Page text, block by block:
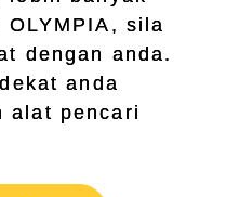
sila
dengan anda.
anda
alat pencari